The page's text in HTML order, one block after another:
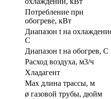
Потребление при
обогреве, кВт
Диапазон t на
С
Диапазон t на обогрев, С
Расход воздуха, м3/ч
Хладагент
Max длина трассы, м
ø газовой трубы, дюйм